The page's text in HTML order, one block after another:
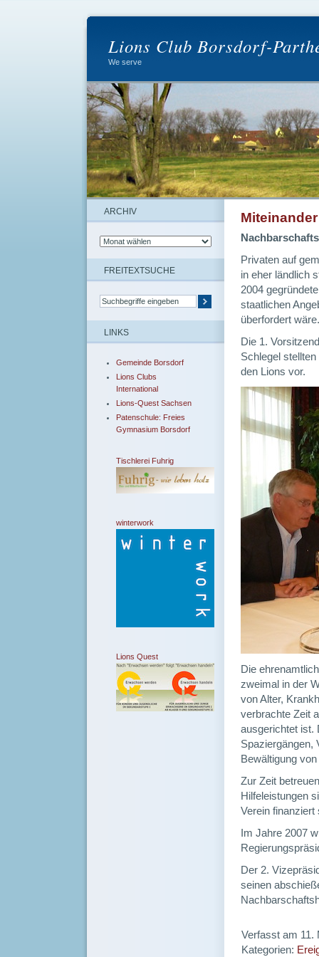
Lions Club Borsdorf-
We serve
ARCHIV
FREITEXTSUCHE
LINKS
Gemeinde Borsdorf
Lions Clubs
International
Lions-Quest Sachsen
Patenschule: Freies
Gymnasium Borsdorf
Tischlerei Fuhrig
winterwork
Lions Quest
Privaten auf
in eher ländlich
2004
staatlichen
überfordert wäre.
Die 1.
Schlegel
den Lions vor.
Die
zweimal in der
von Alter,
verbrachte Zeit
ausgerichtet ist.
Spaziergängen,
Bewältigung
Zur Zeit
Hilfeleistungen
Verein finanziert
Im Jahre 2007
Der 2.
seinen
Verfasst am 11.
Kategorien: